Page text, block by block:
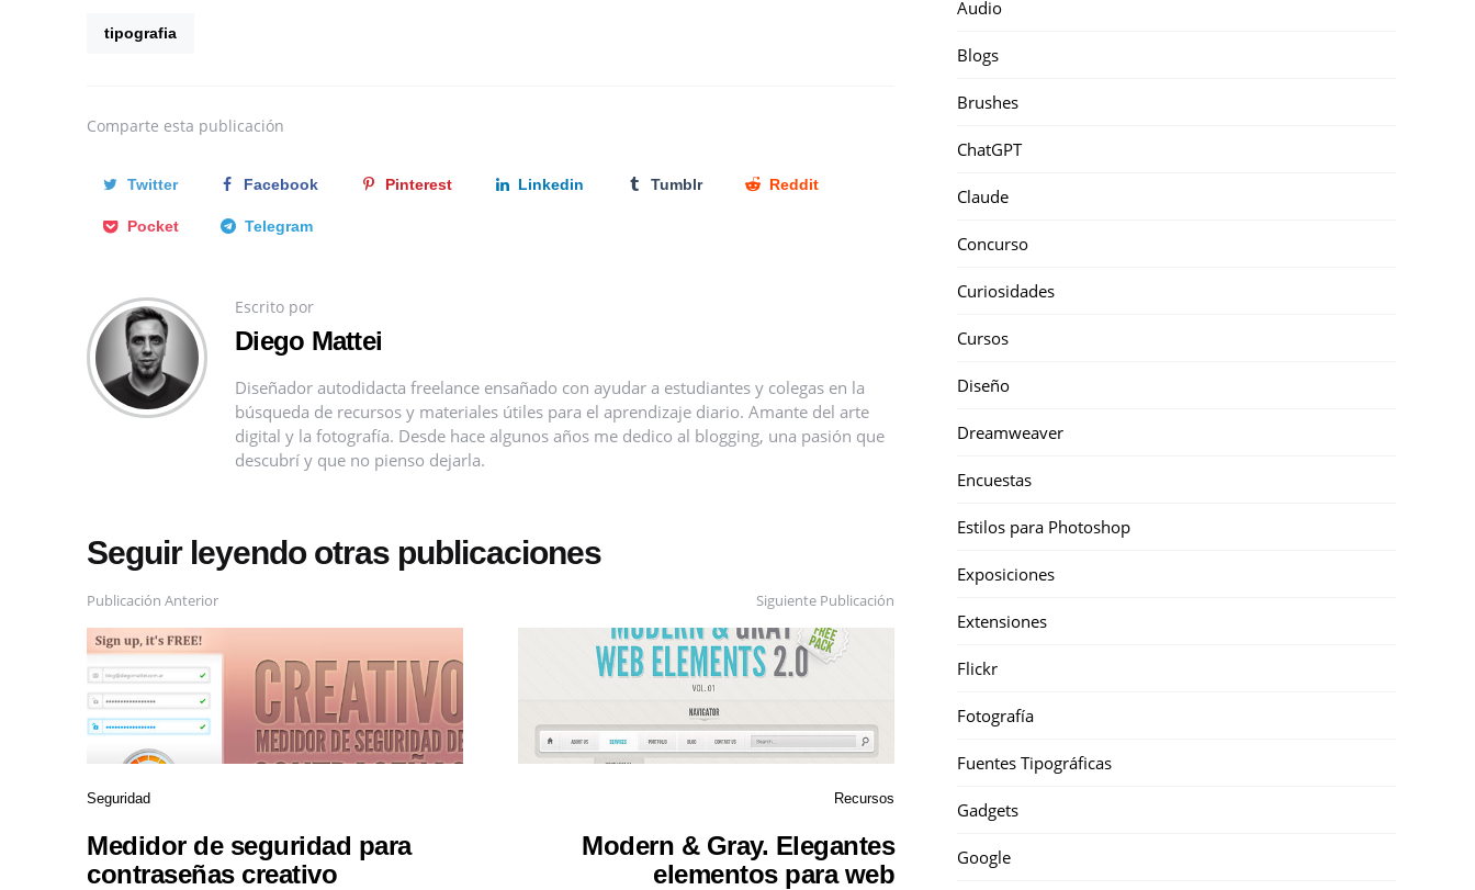
tipografia
Comparte esta publicación
Twitter Facebook Pinterest Linkedin Tumblr Reddit
Pocket Telegram
Escrito por
Diego Mattei
Diseñador autodidacta freelance ensañado con ayudar a estudiantes y colegas en la
búsqueda de recursos y materiales útiles para el aprendizaje diario. Amante del arte
digital y la fotografía. Desde hace algunos años me dedico al blogging, una pasión que
descubrí y que no pienso dejarla.
Seguir leyendo otras publicaciones
Publicación Anterior
Seguridad
Medidor de seguridad para
contraseñas creativo
Siguiente Publicación
Recursos
Modern & Gray. Elegantes
elementos para web
Audio
Blogs
Brushes
ChatGPT
Claude
Concurso
Curiosidades
Cursos
Diseño
Dreamweaver
Encuestas
Estilos para Photoshop
Exposiciones
Extensiones
Flickr
Fotografía
Fuentes Tipográficas
Gadgets
Google